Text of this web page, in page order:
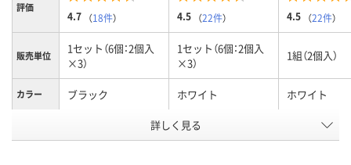
評価
4.7 （18件） 4.5 （22件） 4.5 （22件）
販売単位
1セット（6個：2個入
×3）
1セット（6個：2個入
×3）
1組（2個入）
カラー ブラック ホワイト ホワイト
488979
詳しく見る